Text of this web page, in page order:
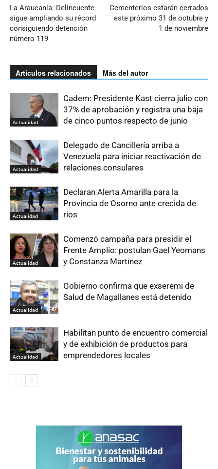
La Araucanía: Delincuente
sigue ampliando su récord
consiguiendo detención
número 119
Cementerios estarán cerrados
este próximo 31 de octubre y
1 de noviembre
Artículos relacionados Más del autor
Actualidad
Cadem: Presidente Kast cierra julio con
37% de aprobación y registra una baja
de cinco puntos respecto de junio
Actualidad
Delegado de Cancillería arriba a
Venezuela para iniciar reactivación de
relaciones consulares
Actualidad
Declaran Alerta Amarilla para la
Provincia de Osorno ante crecida de
ríos
Actualidad
Comenzó campaña para presidir el
Frente Amplio: postulan Gael Yeomans
y Constanza Martínez
Actualidad
Gobierno confirma que exseremi de
Salud de Magallanes está detenido
Actualidad
Habilitan punto de encuentro comercial
y de exhibición de productos para
emprendedores locales